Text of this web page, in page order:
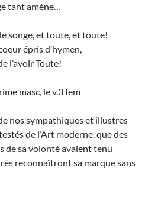
tant amène…
songe, et toute, et toute!
épris d’hymen,
l’avoir Toute!
masc, le v.3 fem
nos sympathiques et illustres
de l’Art moderne, que des
de sa volonté avaient tenu
reconnaîtront sa marque sans